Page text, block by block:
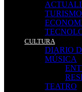
TURISMO
CULTURA
DIARIO
MÚSICA
TEATRO